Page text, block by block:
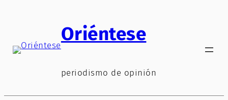
Oriéntese
periodismo de opinión